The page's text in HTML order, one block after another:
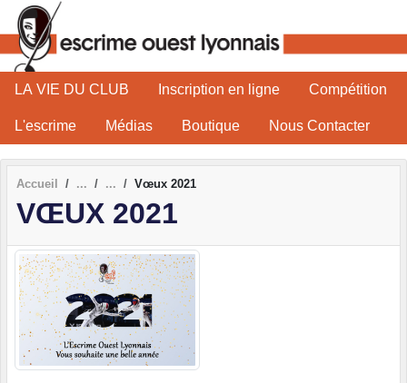
LA VIE DU CLUB Inscription en ligne Compétition
L'escrime Médias Boutique Nous Contacter
Accueil Vœux 2021
VŒUX 2021
Panneau de gestion des cookies